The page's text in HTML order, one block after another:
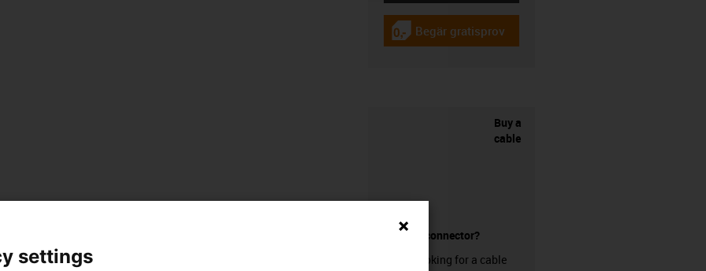
igus-icon-gratismuster
Begär gratisprov
Buy a
cable
without a connector?
Are you looking for a cable
settings